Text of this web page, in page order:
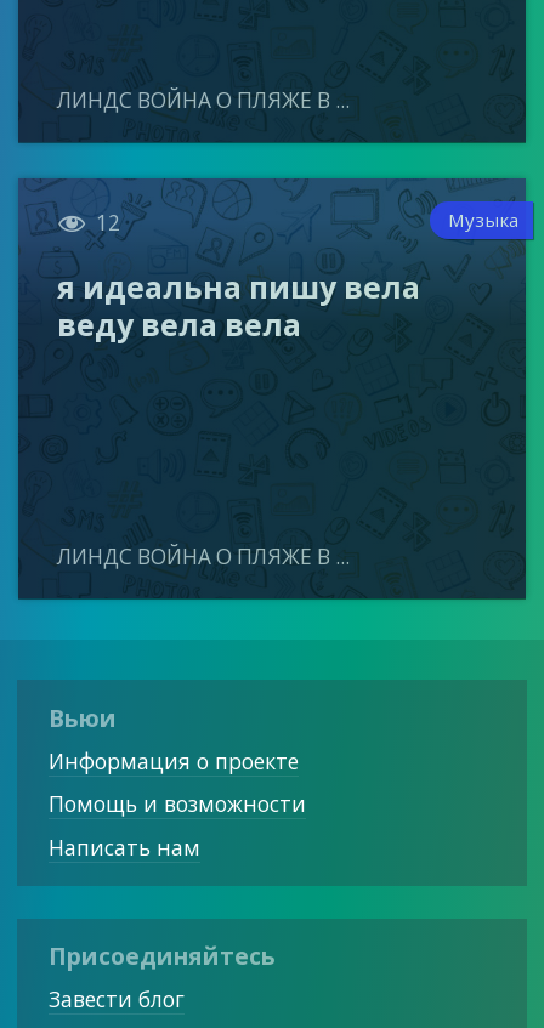
ЛИНДС ВОЙНА О ПЛЯЖЕ В ...
 12 Музыка
я идеальна пишу вела
веду вела вела
ЛИНДС ВОЙНА О ПЛЯЖЕ В ...
Вьюи
Информация о проекте
Помощь и возможности
Написать нам
Присоединяйтесь
Завести блог